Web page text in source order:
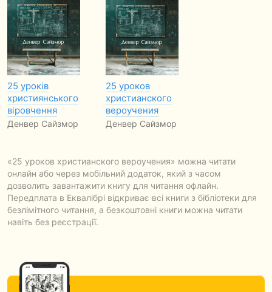
25 уроків
християнського
віровчення
Денвер Сайзмор
25 уроков
христианского
вероучения
Денвер Сайзмор
«25 уроков христианского вероучения» можна читати
онлайн або через мобільний додаток, який з часом
дозволить завантажити книгу для читання офлайн.
Передплата в Еквалібрі відкриває всі книги з бібліотеки для
безлімітного читання, а безкоштовні книги можна читати
навіть без реєстрації.